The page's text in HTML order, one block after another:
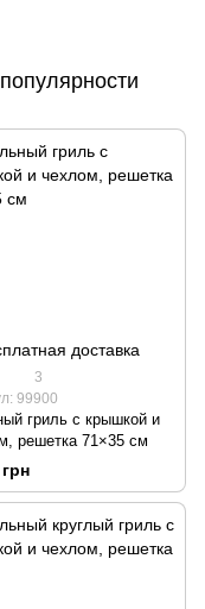
3
99900
гриль с крышкой и
решетка 71×35 см